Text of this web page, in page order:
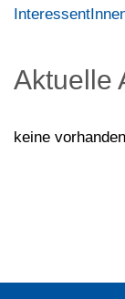
Aktuelle
keine vorhanden